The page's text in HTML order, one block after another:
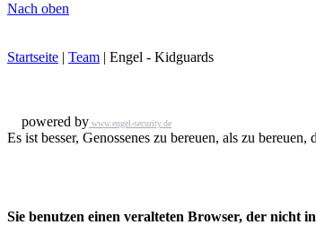
Nach oben
Startseite | Team | Engel - Kidguards
powered by www.engel-security.de
Es ist besser, Genossenes zu bereuen, als zu bereuen,
Sie benutzen einen veralteten Browser, der nicht